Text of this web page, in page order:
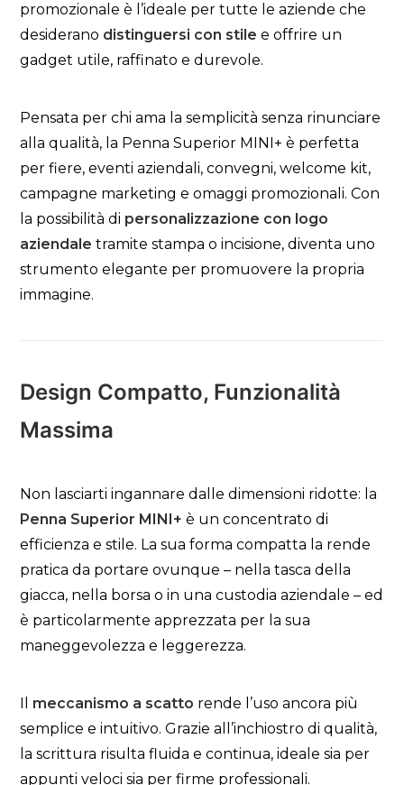
promozionale è l’ideale per tutte le aziende che
desiderano distinguersi con stile e offrire un
gadget utile, raffinato e durevole.
Pensata per chi ama la semplicità senza rinunciare
alla qualità, la Penna Superior MINI+ è perfetta
per fiere, eventi aziendali, convegni, welcome kit,
campagne marketing e omaggi promozionali. Con
la possibilità di personalizzazione con logo
aziendale tramite stampa o incisione, diventa uno
strumento elegante per promuovere la propria
immagine.
Design Compatto, Funzionalità
Massima
Non lasciarti ingannare dalle dimensioni ridotte: la
Penna Superior MINI+ è un concentrato di
efficienza e stile. La sua forma compatta la rende
pratica da portare ovunque – nella tasca della
giacca, nella borsa o in una custodia aziendale – ed
è particolarmente apprezzata per la sua
maneggevolezza e leggerezza.
Il meccanismo a scatto rende l’uso ancora più
semplice e intuitivo. Grazie all’inchiostro di qualità,
la scrittura risulta fluida e continua, ideale sia per
appunti veloci sia per firme professionali.